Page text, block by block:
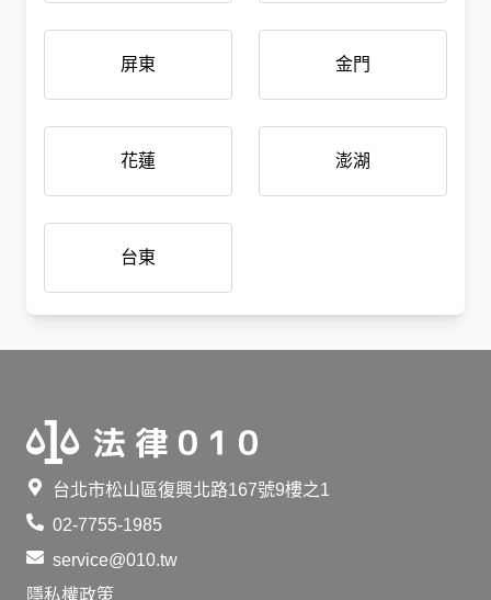
屏東 金門
花蓮 澎湖
台東
台北市松山區復興北路167號9樓之1
02-7755-1985
service@010.tw
隱私權政策